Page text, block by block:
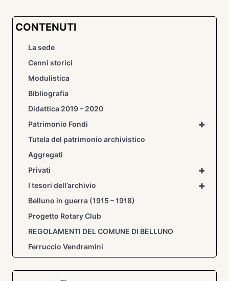
STORICO
CONTENUTI
La sede
Cenni storici
Modulistica
Bibliografia
Didattica 2019 – 2020
+
Patrimonio Fondi
Tutela del patrimonio archivistico
Aggregati
+
Privati
+
I tesori dell’archivio
Belluno in guerra (1915 – 1918)
Progetto Rotary Club
REGOLAMENTI DEL COMUNE DI BELLUNO
Ferruccio Vendramini